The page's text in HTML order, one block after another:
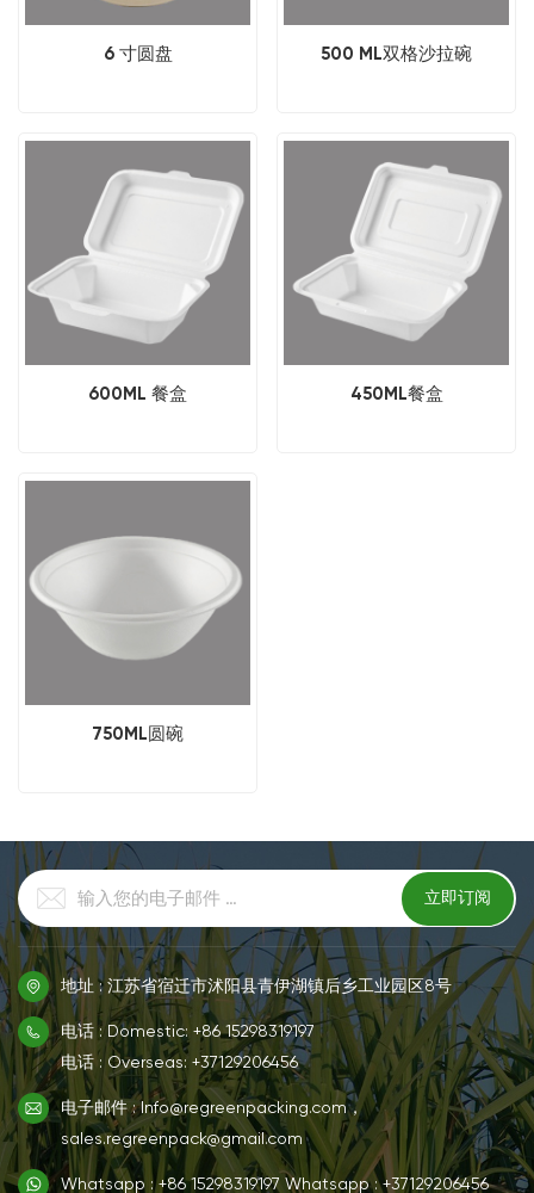
6 寸圆盘 500 ML双格沙拉碗
600ML 餐盒 450ML餐盒
750ML圆碗
地址 : 江苏省宿迁市沭阳县青伊湖镇后乡工业园区8号
电话 : Domestic: +86 15298319197
电话 : Overseas: +37129206456
电子邮件 : Info@regreenpacking.com，
sales.regreenpack@gmail.com
Whatsapp : +86 15298319197 Whatsapp : +37129206456